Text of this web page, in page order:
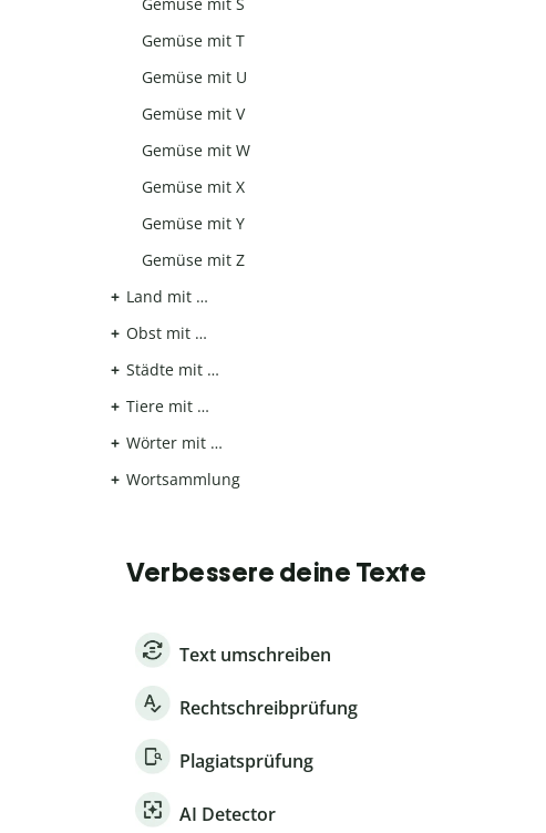
Gemüse mit T
Gemüse mit U
Gemüse mit V
Gemüse mit W
Gemüse mit X
Gemüse mit Y
Gemüse mit Z
Land mit …
Obst mit …
Städte mit …
Tiere mit …
Wörter mit …
Wortsammlung
Verbessere deine Texte
Text umschreiben
Rechtschreibprüfung
Plagiatsprüfung
AI Detector